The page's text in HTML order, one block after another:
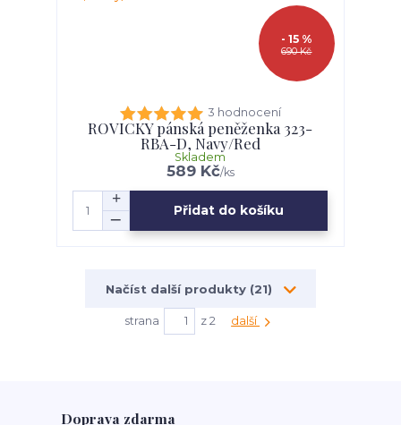
690 Kč
- 15 %
3 hodnocení
ROVICKY pánská peněženka 323-
RBA-D, Navy/Red
589 Kč/ks
Skladem
Přidat do košíku
Načíst další produkty (21)
strana z 2 další
Doprava zdarma